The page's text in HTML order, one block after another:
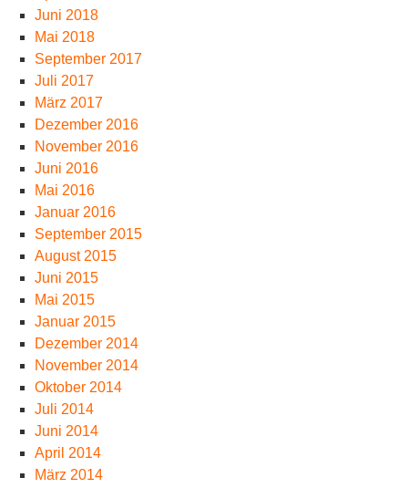
Juni 2018
Mai 2018
September 2017
Juli 2017
März 2017
Dezember 2016
November 2016
Juni 2016
Mai 2016
Januar 2016
September 2015
August 2015
Juni 2015
Mai 2015
Januar 2015
Dezember 2014
November 2014
Oktober 2014
Juli 2014
Juni 2014
April 2014
März 2014